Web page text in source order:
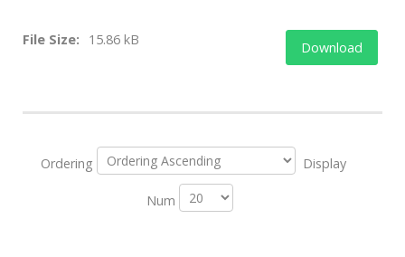
File Size: 15.86 kB Download
Ordering Display
Num